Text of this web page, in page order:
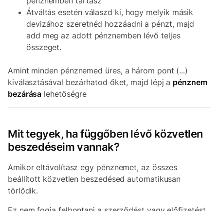
Átváltás esetén válaszd ki, hogy melyik másik
devizához szeretnéd hozzáadni a pénzt, majd
add meg az adott pénznemben lévő teljes
összeget.
Amint minden pénznemed üres, a három pont (...)
kiválasztásával bezárhatod őket, majd lépj a pénznem
bezárása lehetőségre
Mit tegyek, ha függőben lévő közvetlen
beszedéseim vannak?
Amikor eltávolítasz egy pénznemet, az összes
beállított közvetlen beszedésed automatikusan
törlődik.